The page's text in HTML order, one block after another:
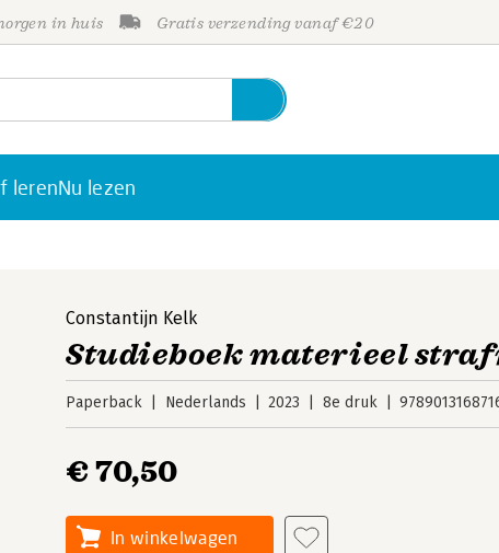
in huis Gratis verzending vanaf €20
lerenNu lezen
Constantijn Kelk
Studieboek materieel
Paperback Nederlands 2023 8e druk
€ 70,50
In winkelwagen
Personen